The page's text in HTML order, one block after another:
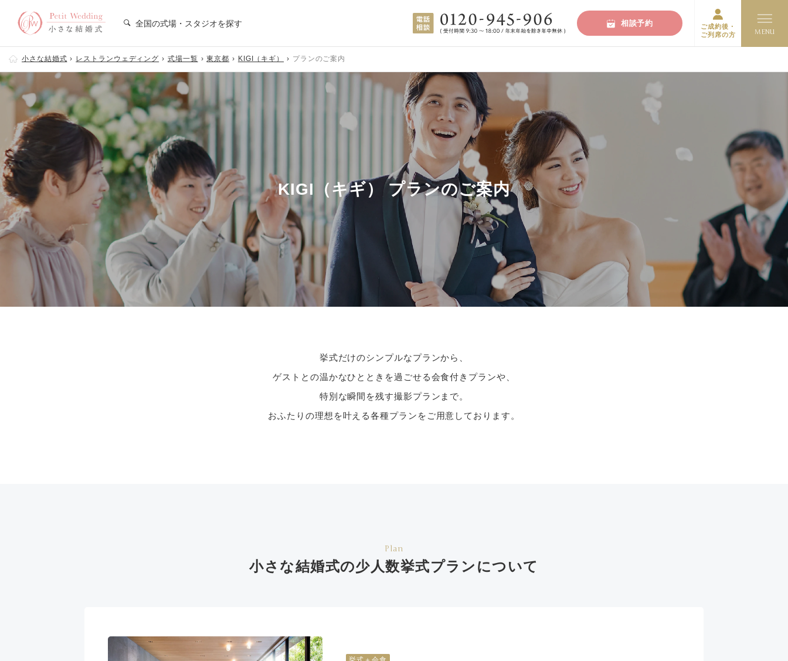
全国の式場・スタジオを探す 相談予約
ご成約後・
ご列席の方
小さな結婚式 レストランウェディング 式場一覧 東京都 KIGI（キギ） プランのご案内
KIGI（キギ） プランのご案内
挙式だけのシンプルなプランから、
ゲストとの温かなひとときを過ごせる会食付きプランや、
特別な瞬間を残す撮影プランまで。
おふたりの理想を叶える各種プランをご用意しております。
Plan
小さな結婚式の少人数挙式プランについて